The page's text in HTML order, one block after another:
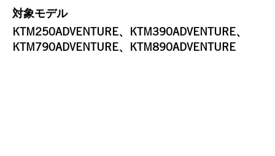
対象モデル
KTM250ADVENTURE、KTM390ADVENTURE、
KTM790ADVENTURE、KTM890ADVENTURE